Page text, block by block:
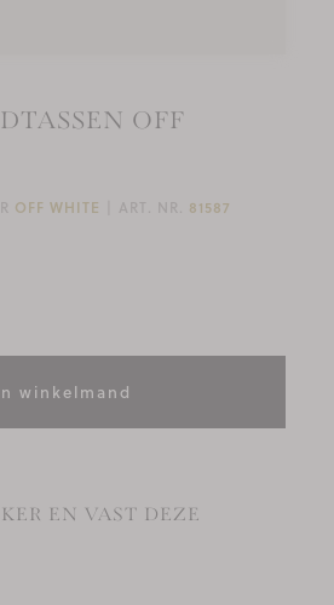
OFF
OFF WHITE ART. NR. 81587
winkelmand
EN VAST DEZE